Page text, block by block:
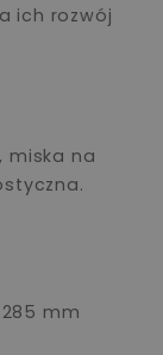
ich rozwój
miska na
mm